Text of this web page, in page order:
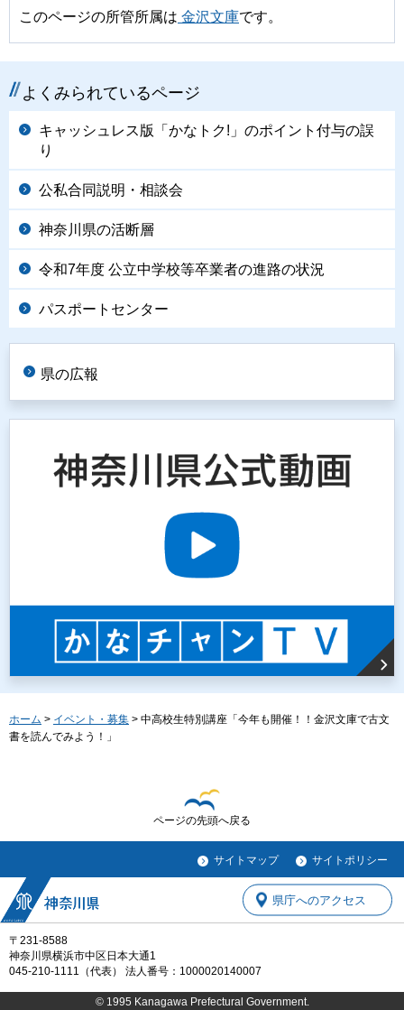
このページの所管所属は 金沢文庫です。
よくみられているページ
キャッシュレス版「かなトク!」のポイント付与の誤
り
公私合同説明・相談会
神奈川県の活断層
令和7年度 公立中学校等卒業者の進路の状況
パスポートセンター
県の広報
ホーム > イベント・募集 > 中高校生特別講座「今年も開催！！金沢文庫で古文
書を読んでみよう！」
ページの先頭へ戻る
サイトマップ サイトポリシー
〒231-8588
神奈川県横浜市中区日本大通1
045-210-1111（代表） 法人番号：1000020140007
県庁へのアクセス
© 1995 Kanagawa Prefectural Government.